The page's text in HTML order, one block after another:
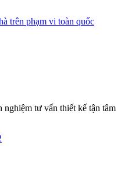
trên phạm vi toàn quốc
tư vấn thiết kế tận tâm